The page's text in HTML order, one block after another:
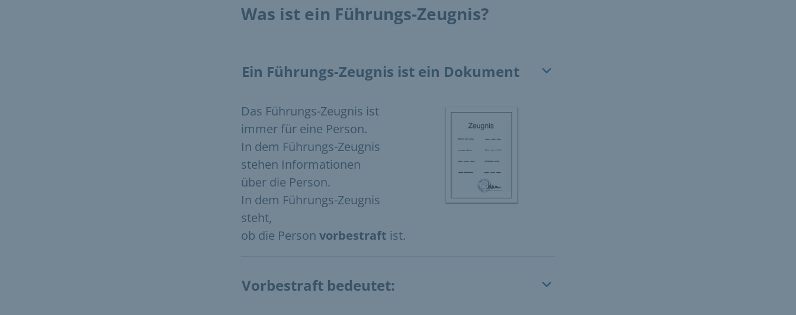
Was ist ein Führungs-Zeugnis?
Ein Führungs-Zeugnis ist ein Dokument
Das Führungs-Zeugnis ist
immer für eine Person.
In dem Führungs-Zeugnis
stehen Informationen
über die Person.
In dem Führungs-Zeugnis
steht,
ob die Person vorbestraft ist.
Vorbestraft bedeutet: